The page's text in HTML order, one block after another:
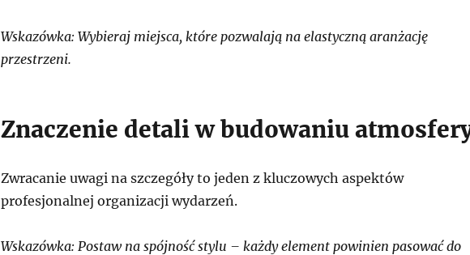
Wskazówka: Wybieraj miejsca, które pozwalają na elastyczną aranżację
przestrzeni.
Znaczenie detali w budowaniu
Zwracanie uwagi na szczegóły to jeden z kluczowych aspektów
profesjonalnej organizacji wydarzeń.
Wskazówka: Postaw na spójność stylu – każdy element powinien pasować do